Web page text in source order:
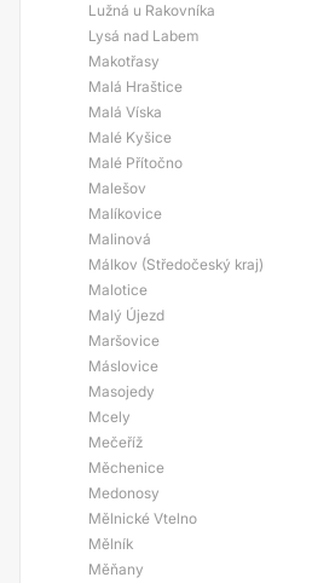
Lužná u Rakovníka
Lysá nad Labem
Makotřasy
Malá Hraštice
Malá Víska
Malé Kyšice
Malé Přítočno
Malešov
Malíkovice
Malinová
Málkov (Středočeský kraj)
Malotice
Malý Újezd
Maršovice
Máslovice
Masojedy
Mcely
Mečeříž
Měchenice
Medonosy
Mělnické Vtelno
Mělník
Měňany